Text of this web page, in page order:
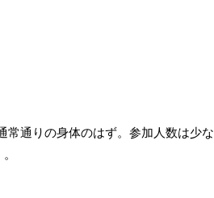
常通りの身体のはず。参加人数は少な